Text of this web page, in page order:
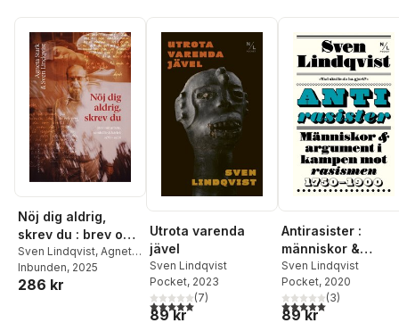
Nöj dig aldrig,
skrev du : brev om
arbete, samhälle
och kärlek 1978-
1986
Sven Lindqvist, Agneta
Stark
Inbunden, 2025
286 kr
Utrota varenda
jävel
Sven Lindqvist
Pocket, 2023
5,0utav 5 stjärnor. Totalt antal röster:
(7)
89 kr
Antirasister :
människor &
argument i
mot rasismen
1900
Sven Lindqvist
Pocket, 2020
5,0utav 5 stjärnor.
(3)
89 kr